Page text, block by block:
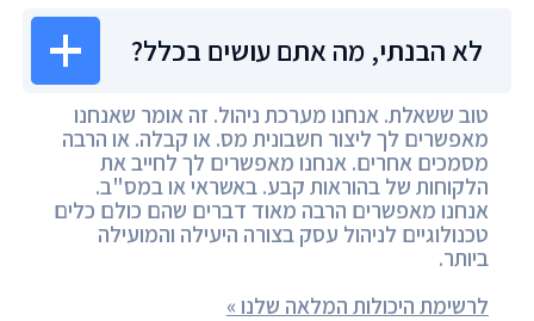
לא הבנתי, מה אתם עושים בכלל?
טוב ששאלת. אנחנו מערכת ניהול. זה אומר שאנחנו
מאפשרים לך ליצור חשבונית מס. או קבלה. או הרבה
מסמכים אחרים. אנחנו מאפשרים לך לחייב את
הלקוחות של בהוראות קבע. באשראי או במס"ב.
אנחנו מאפשרים הרבה מאוד דברים שהם כולם כלים
טכנולוגיים לניהול עסק בצורה היעילה והמועילה
ביותר.
לרשימת היכולות המלאה שלנו »